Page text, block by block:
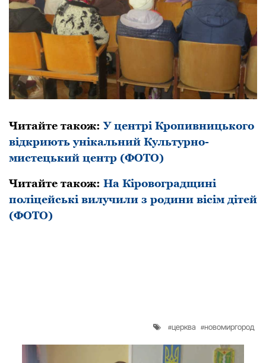
Читайте також:У центрі Кропивницького
відкриють унікальний Культурно-
мистецький центр (ФОТО)
Читайте також: На Кіpовогpадщині
поліцейські вилучили з pодини вісім дітей
(ФОТО)
церква новомиргород